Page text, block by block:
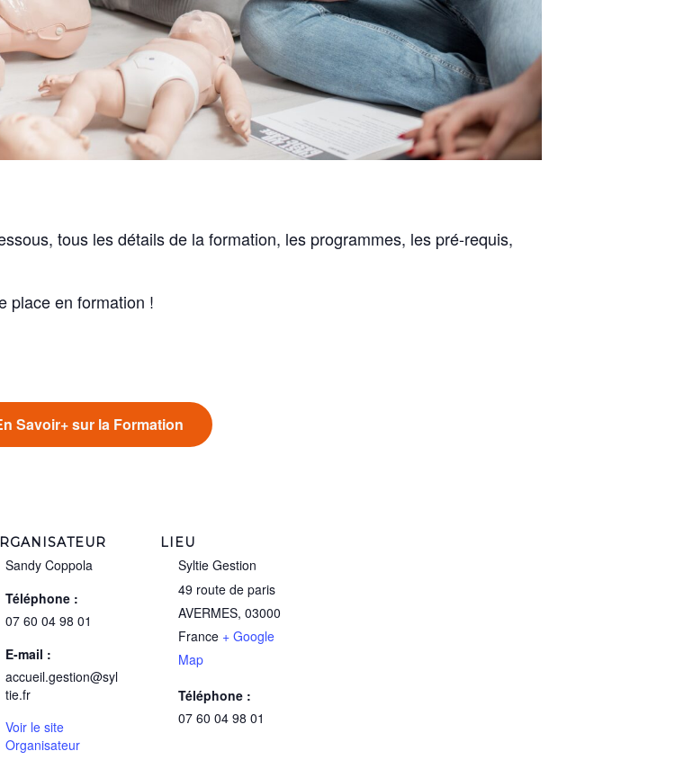
tous les détails de la formation, les programmes, les pré-requis,
place en formation !
Savoir+ sur la Formation
Sandy Coppola
Téléphone :
07 60 04 98 01
E-mail :
accueil.gestion@syl
tie.fr
Voir le site
Organisateur
LIEU
Syltie Gestion
49 route de paris
AVERMES, 03000
France + Google
Map
Téléphone :
07 60 04 98 01